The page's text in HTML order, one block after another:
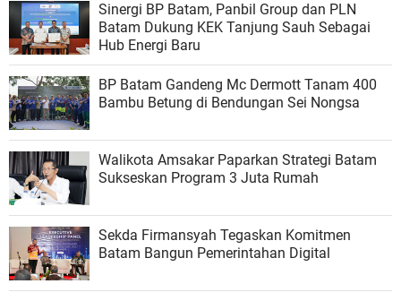
Sinergi BP Batam, Panbil Group dan PLN
Batam Dukung KEK Tanjung Sauh Sebagai
Hub Energi Baru
BP Batam Gandeng Mc Dermott Tanam 400
Bambu Betung di Bendungan Sei Nongsa
Walikota Amsakar Paparkan Strategi Batam
Sukseskan Program 3 Juta Rumah
Sekda Firmansyah Tegaskan Komitmen
Batam Bangun Pemerintahan Digital